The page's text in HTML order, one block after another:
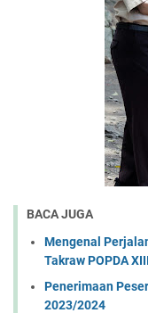
BACA JUGA
Mengenal
Takraw POPDA
Penerimaan
2023/2024